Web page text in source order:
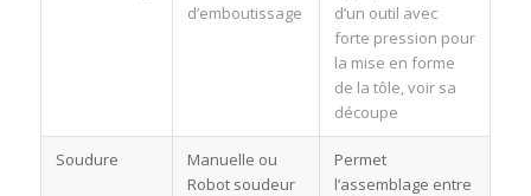
d’emboutissage
d’un outil avec
forte pression pour
la mise en forme
de la tôle, voir sa
découpe
Soudure
Manuelle ou
Robot soudeur
Permet
l’assemblage entre